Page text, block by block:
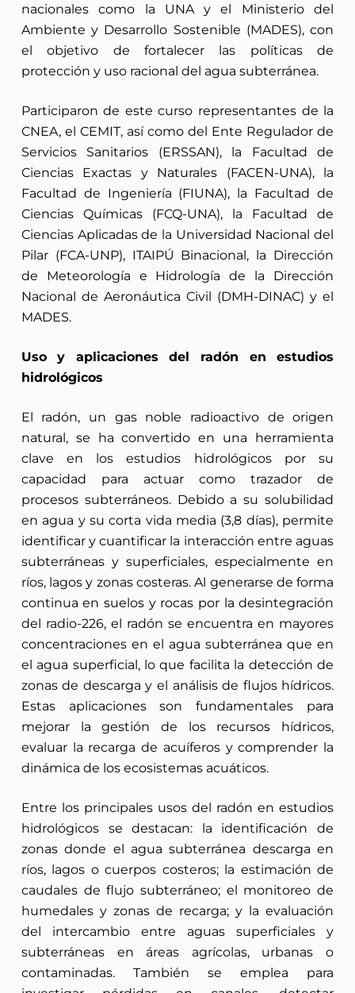
nacionales como la UNA y el Ministerio del
Ambiente y Desarrollo Sostenible (MADES), con
el objetivo de fortalecer las políticas de
protección y uso racional del agua subterránea.
Participaron de este curso representantes de la
CNEA, el CEMIT, así como del Ente Regulador de
Servicios Sanitarios (ERSSAN), la Facultad de
Ciencias Exactas y Naturales (FACEN-UNA), la
Facultad de Ingeniería (FIUNA), la Facultad de
Ciencias Químicas (FCQ-UNA), la Facultad de
Ciencias Aplicadas de la Universidad Nacional del
Pilar (FCA-UNP), ITAIPÚ Binacional, la Dirección
de Meteorología e Hidrología de la Dirección
Nacional de Aeronáutica Civil (DMH-DINAC) y el
MADES.
Uso y aplicaciones del radón en estudios
hidrológicos
El radón, un gas noble radioactivo de origen
natural, se ha convertido en una herramienta
clave en los estudios hidrológicos por su
capacidad para actuar como trazador de
procesos subterráneos. Debido a su solubilidad
en agua y su corta vida media (3,8 días), permite
identificar y cuantificar la interacción entre aguas
subterráneas y superficiales, especialmente en
ríos, lagos y zonas costeras. Al generarse de forma
continua en suelos y rocas por la desintegración
del radio-226, el radón se encuentra en mayores
concentraciones en el agua subterránea que en
el agua superficial, lo que facilita la detección de
zonas de descarga y el análisis de flujos hídricos.
Estas aplicaciones son fundamentales para
mejorar la gestión de los recursos hídricos,
evaluar la recarga de acuíferos y comprender la
dinámica de los ecosistemas acuáticos.
Entre los principales usos del radón en estudios
hidrológicos se destacan: la identificación de
zonas donde el agua subterránea descarga en
ríos, lagos o cuerpos costeros; la estimación de
caudales de flujo subterráneo; el monitoreo de
humedales y zonas de recarga; y la evaluación
del intercambio entre aguas superficiales y
subterráneas en áreas agrícolas, urbanas o
contaminadas. También se emplea para